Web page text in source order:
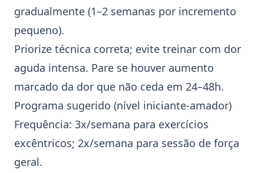
gradualmente (1–2 semanas por incremento
pequeno).
Priorize técnica correta; evite treinar com dor
aguda intensa. Pare se houver aumento
marcado da dor que não ceda em 24–48h.
Programa sugerido (nível iniciante‑amador)
Frequência: 3x/semana para exercícios
excêntricos; 2x/semana para sessão de força
geral.